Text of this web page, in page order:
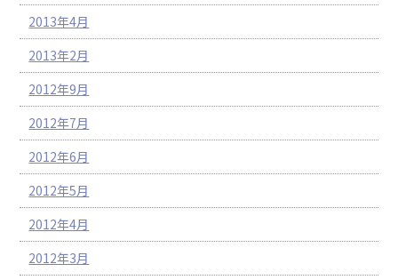
2013年4月
2013年2月
2012年9月
2012年7月
2012年6月
2012年5月
2012年4月
2012年3月